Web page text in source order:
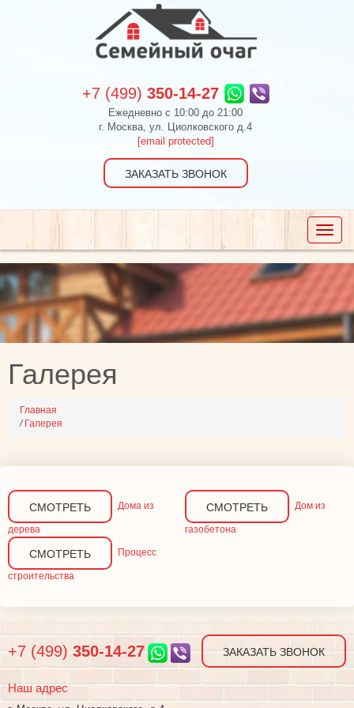
+7 (499) 350-14-27
Ежедневно c 10:00 до 21:00
г. Москва, ул. Циолковского д.4
[email protected]
ЗАКАЗАТЬ ЗВОНОК
Toggle
Галерея
Главная
/ Галерея
СМОТРЕТЬ Дома из
дерева
СМОТРЕТЬ Дом из
газобетона
СМОТРЕТЬ Процесс
строительства
+7 (499) 350-14-27 ЗАКАЗАТЬ ЗВОНОК
Наш адрес